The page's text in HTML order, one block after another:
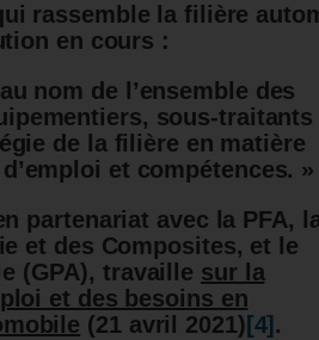
rassemble la filière
en cours :
nom de l’ensemble des
sous-traitants
de la filière en matière
et compétences. »
partenariat avec la PFA,
et des Composites, et le
(GPA), travaille sur la
et des besoins en
(21 avril 2021) [4] .